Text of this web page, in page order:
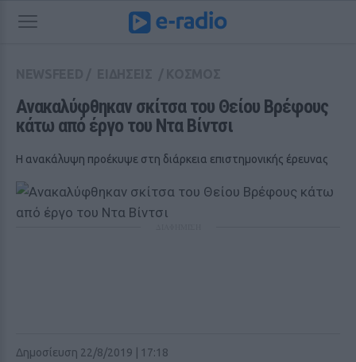
Ανακαλύφθηκαν σκίτσα του Θείου Βρέφους
κάτω από έργο του Ντα Βίντσι
Η ανακάλυψη προέκυψε στη διάρκεια επιστημονικής έρευνας
Δημοσίευση 22/8/2019 | 17:18